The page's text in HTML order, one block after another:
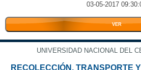
03-05-2017
VER
UNIVERSIDAD NACIONAL DEL
RECOLECCIÓN, TRANSPORTE